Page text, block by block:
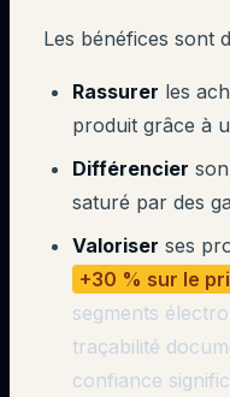
Les bénéfices sont
Rassurer les
produit grâce à
Différencier
saturé par des
Valoriser ses
+30 % sur le
segments
traçabilité
confiance